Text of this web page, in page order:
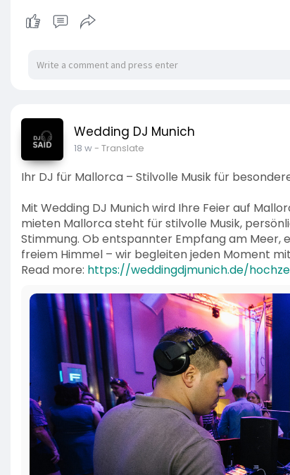
Wedding DJ Munich
18 w- Translate
Ihr DJ für Mallorca – Stilvolle Musik für
Mit Wedding DJ Munich wird Ihre Feier auf
mieten Mallorca steht für stilvolle Musik,
Stimmung. Ob entspannter Empfang am
freiem Himmel – wir begleiten jeden Moment
Read more: https://weddingdjmunich.de/